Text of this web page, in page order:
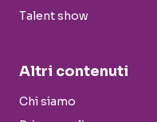
Talent show
Altri contenuti
Chi siamo